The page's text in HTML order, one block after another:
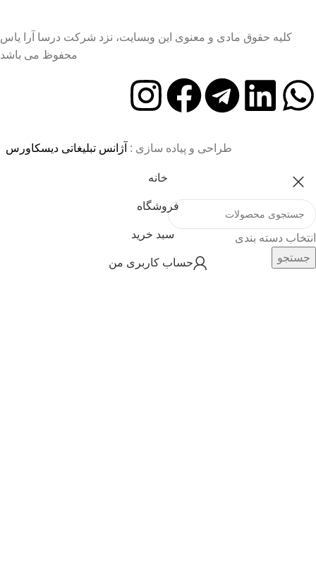
کلیه حقوق مادی و معنوی این وبسایت، نزد شرکت درسا آرا یاس
محفوظ می باشد
طراحی و پیاده سازی : آژانس تبلیغاتی دیسکاورس
انتخاب دسته بندی
جستجو
خانه
فروشگاه
سبد خرید
حساب کاربری من